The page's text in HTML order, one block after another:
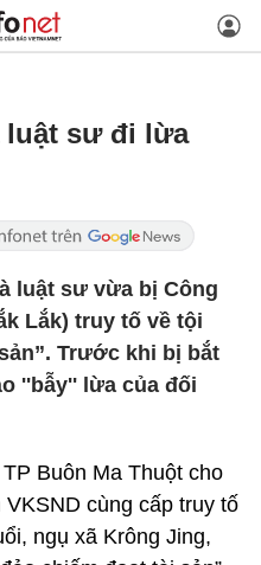
luật sư đi lừa
luật sư vừa bị Công
Lắk) truy tố về tội
Trước khi bị bắt
''bẫy'' lừa của đối
Buôn Ma Thuột cho
cùng cấp truy tố
ngụ xã Krông Jing,